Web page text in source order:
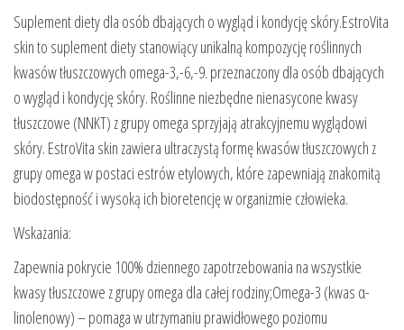
Suplement diety dla osób dbających o wygląd i kondycję skóry.EstroVita
skin to suplement diety stanowiący unikalną kompozycję roślinnych
kwasów tłuszczowych omega-3,-6,-9. przeznaczony dla osób dbających
o wygląd i kondycję skóry. Roślinne niezbędne nienasycone kwasy
tłuszczowe (NNKT) z grupy omega sprzyjają atrakcyjnemu wyglądowi
skóry. EstroVita skin zawiera ultraczystą formę kwasów tłuszczowych z
grupy omega w postaci estrów etylowych, które zapewniają znakomitą
biodostępność i wysoką ich bioretencję w organizmie człowieka.
Wskazania:
Zapewnia pokrycie 100% dziennego zapotrzebowania na wszystkie
kwasy tłuszczowe z grupy omega dla całej rodziny;Omega-3 (kwas α-
linolenowy) – pomaga w utrzymaniu prawidłowego poziomu